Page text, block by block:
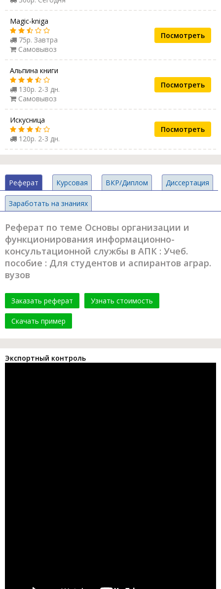
Magic-kniga
75р. Завтра
Самовывоз
Посмотреть
Альпина книги
130р. 2-3 дн.
Самовывоз
Посмотреть
Искусница
120р. 2-3 дн.
Посмотреть
Реферат Курсовая ВКР/Диплом Диссертация
Заработать на знаниях
Реферат по теме Основы организации и
функционирования информационно-
консультационной службы в АПК : Учеб.
пособие : Для студентов и аспирантов аграр.
вузов
Заказать реферат Узнать стоимость
Скачать пример
Экспортный контроль